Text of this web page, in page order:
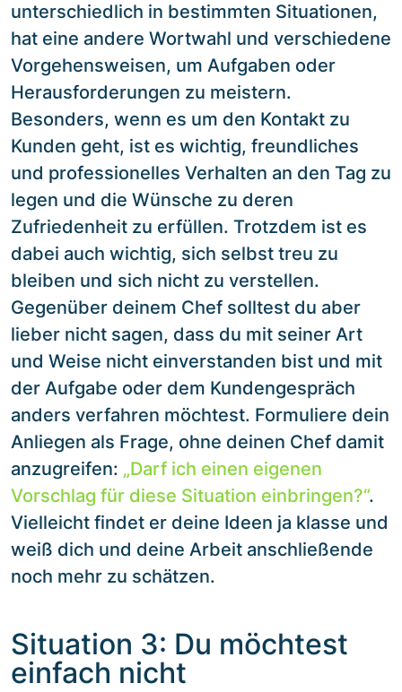
unterschiedlich in bestimmten Situationen,
hat eine andere Wortwahl und verschiedene
Vorgehensweisen, um Aufgaben oder
Herausforderungen zu meistern.
Besonders, wenn es um den Kontakt zu
Kunden geht, ist es wichtig, freundliches
und professionelles Verhalten an den Tag zu
legen und die Wünsche zu deren
Zufriedenheit zu erfüllen. Trotzdem ist es
dabei auch wichtig, sich selbst treu zu
bleiben und sich nicht zu verstellen.
Gegenüber deinem Chef solltest du aber
lieber nicht sagen, dass du mit seiner Art
und Weise nicht einverstanden bist und mit
der Aufgabe oder dem Kundengespräch
anders verfahren möchtest. Formuliere dein
Anliegen als Frage, ohne deinen Chef damit
anzugreifen: „Darf ich einen eigenen
Vorschlag für diese Situation einbringen?“.
Vielleicht findet er deine Ideen ja klasse und
weiß dich und deine Arbeit anschließende
noch mehr zu schätzen.
Situation 3: Du möchtest
einfach nicht